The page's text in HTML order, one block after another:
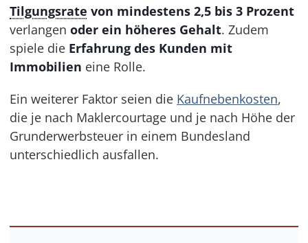
Tilgungsrate von mindestens 2,5 bis 3 Prozent
verlangenoder ein höheres Gehalt. Zudem
spiele die Erfahrung des Kunden mit
Immobilien eine Rolle.
Ein weiterer Faktor seien die Kaufnebenkosten,
die je nach Maklercourtage und je nach Höhe der
Grunderwerbsteuer in einem Bundesland
unterschiedlich ausfallen.